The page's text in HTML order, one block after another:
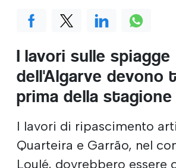
I lavori sulle spiagge
dell'Algarve devono
prima della stagione
I lavori di ripascimento
Quarteira e Garrão, nel
Loulé, dovrebbero essere